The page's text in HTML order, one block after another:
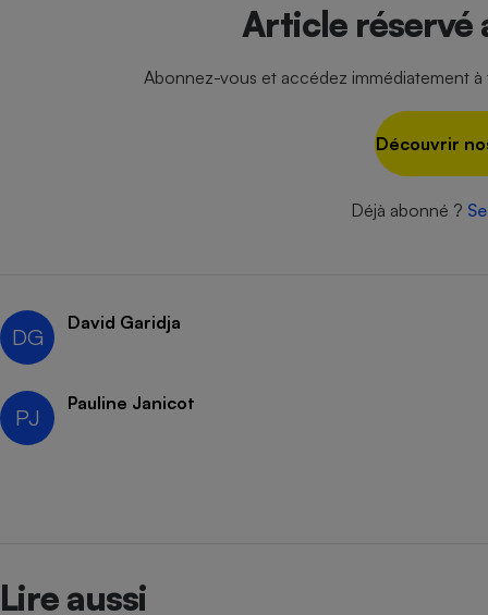
Article réservé
Abonnez-vous et accédez immédiatement
Découvrir
Déjà abonné ?
DG
David Garidja
PJ
Pauline Janicot
Lire aussi
Lave-linge
Téléphone mobile -
Smartphone
Radiateur électrique
Antimoustique